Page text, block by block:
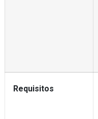
Requisitos